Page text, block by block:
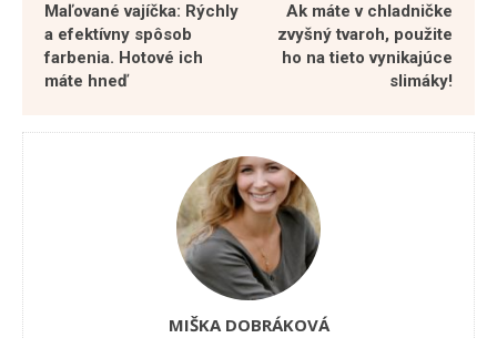
Maľované vajíčka: Rýchly
a efektívny spôsob
farbenia. Hotové ich
máte hneď
Ak máte v chladničke
zvyšný tvaroh, použite
ho na tieto vynikajúce
slimáky!
MIŠKA DOBRÁKOVÁ